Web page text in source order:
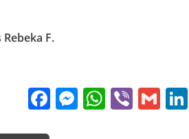
F.
FacebookViber